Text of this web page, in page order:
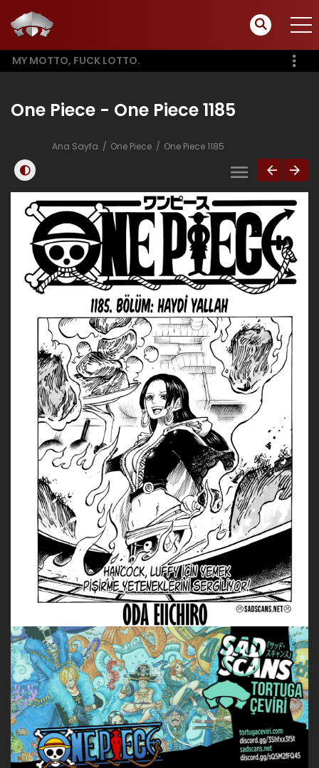
MY MOTTO, FUCK LOTTO.
One Piece - One Piece 1185
Ana Sayfa One Piece One Piece 1185